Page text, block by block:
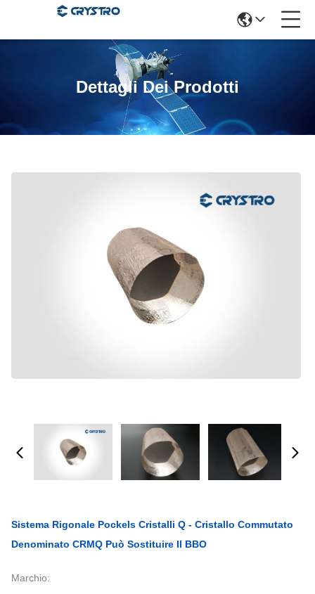
Dettagli Dei Prodotti
Sistema Rigonale Pockels Cristalli Q - Cristallo Commutato
Denominato CRMQ Può Sostituire Il BBO
Marchio: